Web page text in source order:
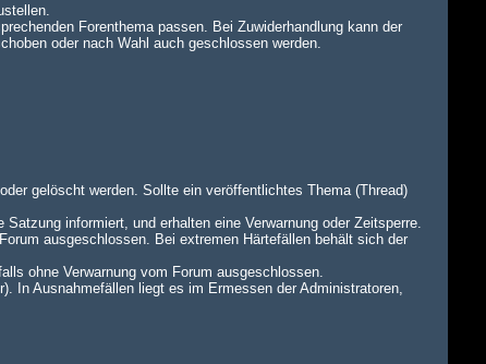
Forenthema passen. Bei Zuwiderhandlung kann der
oder nach Wahl auch geschlossen werden.
gelöscht werden. Sollte ein veröffentlichtes Thema (Thread)
informiert, und erhalten eine Verwarnung oder Zeitsperre.
ausgeschlossen. Bei extremen Härtefällen behält sich der
ohne Verwarnung vom Forum ausgeschlossen.
In Ausnahmefällen liegt es im Ermessen der Administratoren,